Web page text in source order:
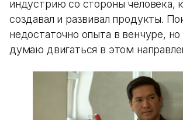
индустрию со стороны человека,
создавал и развивал продукты.
недостаточно опыта в венчуре, но
думаю двигаться в этом